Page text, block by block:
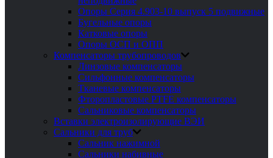
Опоры Серия 4.903-10 выпуск 5 подвижные
Бугельные опоры
Катковые опоры
Опоры ОСП и ОПП
Компенсаторы трубопроводов
Линзовые компенсаторы
Сильфонные компенсаторы
Тканевые компенсаторы
Фторопластовые PTFE компенсаторы
Сальниковые компенсаторы
Вставки электроизолирующие ВЭИ
Сальники для труб
Сальник нажимной
Сальники набивные